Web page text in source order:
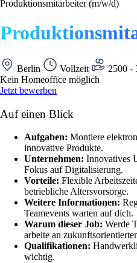
Produktionsmitarbeiter (m/w/d)
Berlin Vollzeit
2500 -
Kein Homeoffice möglich
Jetzt bewerben
Auf einen Blick
Aufgaben: Montiere
innovative Produkte.
Unternehmen: Innovatives
Fokus auf Digitalisierung.
Vorteile: Flexible
betriebliche Altersvorsorge.
Weitere Informationen:
Teamevents warten auf dich.
Warum dieser Job: Werde
arbeite an
Qualifikationen:
wichtig.